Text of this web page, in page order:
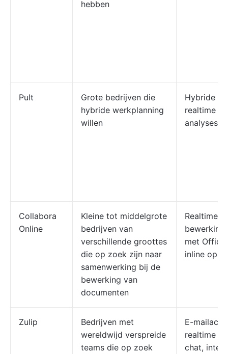
hebben
Pult
Grote bedrijven die
hybride werkplanning
willen
Hybride
realtime
analyses
Collabora
Online
Kleine tot middelgrote
bedrijven van
verschillende groottes
die op zoek zijn naar
samenwerking bij de
bewerking van
documenten
Realtime
met
inline
Zulip
Bedrijven met
wereldwijd verspreide
teams die op zoek
E-
realtime
chat,